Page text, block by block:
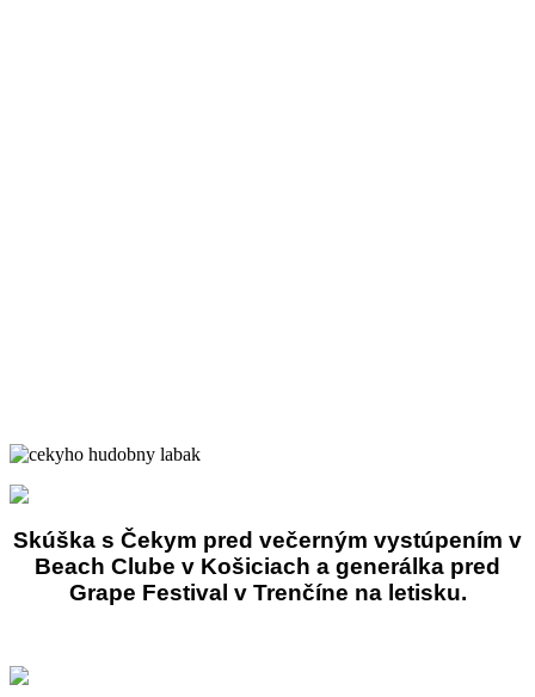
Skúška s Čekym pred večerným vystúpením v
Beach Clube v Košiciach a generálka pred
Grape Festival v Trenčíne na letisku.